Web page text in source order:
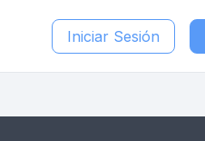
Iniciar Sesión